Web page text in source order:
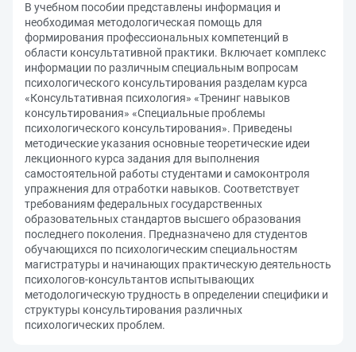
В учебном пособии представлены информация и
необходимая методологическая помощь для
формирования профессиональных компетенций в
области консультативной практики. Включает комплекс
информации по различным специальным вопросам
психологического консультирования разделам курса
«Консультативная психология» «Тренинг навыков
консультирования» «Специальные проблемы
психологического консультирования». Приведены
методические указания основные теоретические идеи
лекционного курса задания для выполнения
самостоятельной работы студентами и самоконтроля
упражнения для отработки навыков. Соответствует
требованиям федеральных государственных
образовательных стандартов высшего образования
последнего поколения. Предназначено для студентов
обучающихся по психологическим специальностям
магистратуры и начинающих практическую деятельность
психологов-консультантов испытывающих
методологическую трудность в определении специфики и
структуры консультирования различных
психологических проблем.